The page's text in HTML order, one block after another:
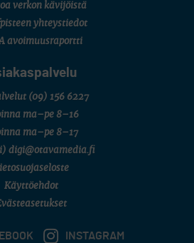
verkon kävijöistä
yhteystiedot
avoimuusraportti
(09) 156 6227
ma–pe 8–16
ma–pe 8–17
digi@otavamedia.fi
Käyttöehdot
INSTAGRAM